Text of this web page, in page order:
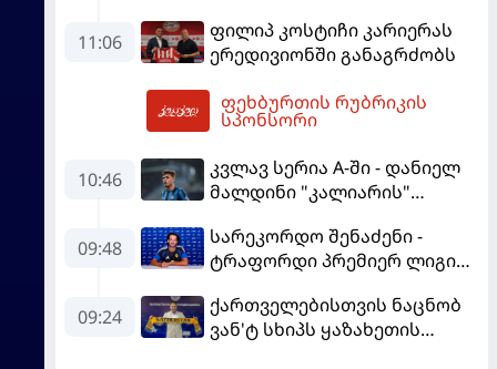
"როსონერის" ფანები
დააიმედა
11:06
ფილიპ კოსტიჩი კარიერას
ერედივიონში განაგრძობს
ფეხბურთის რუბრიკის
სპონსორი
10:46
კვლავ სერია A-ში - დანიელ
მალდინი "კალიარის"
09:48
სარეკორდო შენაძენი -
ტრაფორდი პრემიერ ლიგის
09:24
ქართველებისთვის ნაცნობ
ვან'ტ სხიპს ყაზახეთის